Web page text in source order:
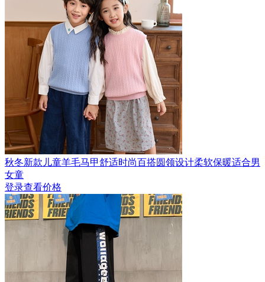
秋冬新款儿童羊毛马甲舒适时尚百搭圆领设计柔软保暖适合男
女童
登录查看价格